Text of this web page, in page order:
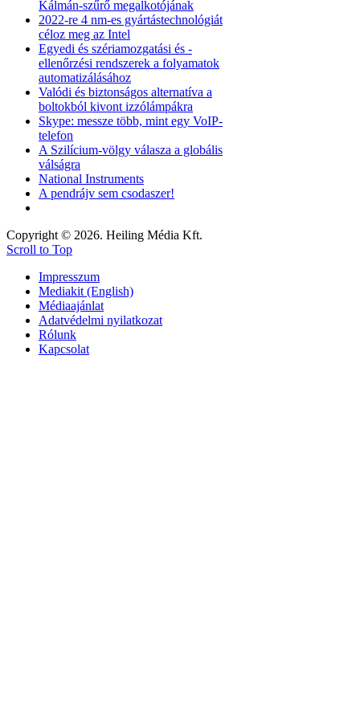
Kálmán-szűrő megalkotójának
2022-re 4 nm-es gyártástechnológiát
céloz meg az Intel
Egyedi és szériamozgatási és -
ellenőrzési rendszerek a folyamatok
automatizálásához
Valódi és biztonságos alternatíva a
boltokból kivont izzólámpákra
Skype: messze több, mint egy VoIP-
telefon
A Szilícium-völgy válasza a globális
válságra
National Instruments
A pendrájv sem csodaszer!
Copyright © 2026. Heiling Média Kft.
Scroll to Top
Impresszum
Mediakit (English)
Médiaajánlat
Adatvédelmi nyilatkozat
Rólunk
Kapcsolat